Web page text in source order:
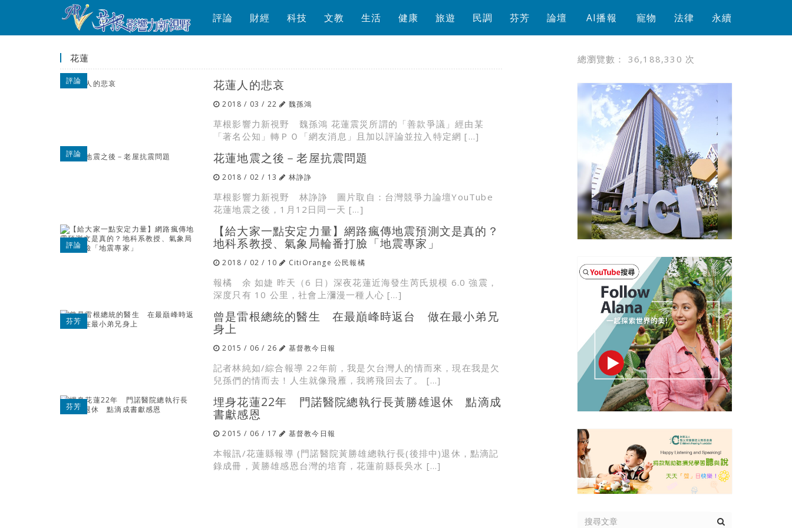
評論 財經 科技 文教 生活 健康 旅遊 民調 芬芳 論壇 AI播報 寵物 法律 永續
花蓮
評論 花蓮人的悲哀
2018 / 03 / 22 魏孫鴻
草根影響力新視野 魏孫鴻 花蓮震災所謂的「善款爭議」經由某
「著名公知」轉ＰＯ「網友消息」且加以評論並拉入特定網 […]
評論 花蓮地震之後－老屋抗震問題
2018 / 02 / 13 林諍諍
草根影響力新視野 林諍諍 圖片取自：台灣競爭力論壇YouTube
花蓮地震之後，1月12日同一天 […]
評論
【給大家一點安定力量】網路瘋傳地震預測文是真的？
地科系教授、氣象局輪番打臉「地震專家」
2018 / 02 / 10 CitiOrange 公民報橘
報橘 余 如婕 昨天（6 日）深夜花蓮近海發生芮氏規模 6.0 強震，
深度只有 10 公里，社會上瀰漫一種人心 […]
芬芳 曾是雷根總統的醫生 在最巔峰時返台 做在最小弟兄
身上
2015 / 06 / 26 基督教今日報
記者林純如/綜合報導 22年前，我是欠台灣人的情而來，現在我是欠
兒孫們的情而去！人生就像飛雁，我將飛回去了。 […]
芬芳 埋身花蓮22年 門諾醫院總執行長黃勝雄退休 點滴成
書獻感恩
2015 / 06 / 17 基督教今日報
本報訊/花蓮縣報導 (門諾醫院黃勝雄總執行長(後排中)退休，點滴記
錄成冊，黃勝雄感恩台灣的培育，花蓮前縣長吳水 […]
總瀏覽數： 36,188,330 次